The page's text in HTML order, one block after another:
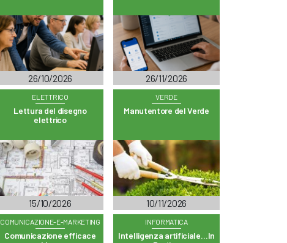
26/10/2026 26/11/2026
ELETTRICO
Lettura del disegno
elettrico
15/10/2026
VERDE
Manutentore del Verde
10/11/2026
COMUNICAZIONE-E-MARKETING
Comunicazione efficace
INFORMATICA
Intelligenza artificiale…In